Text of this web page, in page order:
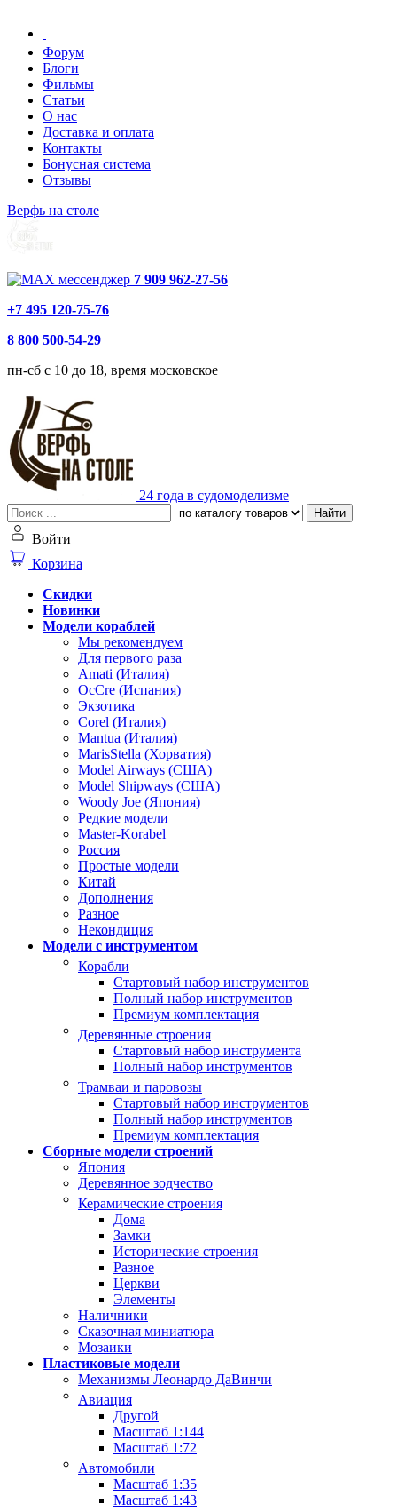
Форум
Блоги
Фильмы
Статьи
О нас
Доставка и оплата
Контакты
Бонусная система
Отзывы
Верфь на столе
7 909 962-27-56
+7 495 120-75-76
8 800 500-54-29
пн-сб с 10 до 18, время московское
24 года в судомоделизме
Найти
Войти
Корзина
Скидки
Новинки
Модели кораблей
Мы рекомендуем
Для первого раза
Amati (Италия)
OcCre (Испания)
Экзотика
Corel (Италия)
Mantua (Италия)
MarisStella (Хорватия)
Model Airways (США)
Model Shipways (США)
Woody Joe (Япония)
Редкие модели
Master-Korabel
Россия
Простые модели
Китай
Дополнения
Разное
Некондиция
Модели с инструментом
Корабли
Стартовый набор инструментов
Полный набор инструментов
Премиум комплектация
Деревянные строения
Стартовый набор инструмента
Полный набор инструментов
Трамваи и паровозы
Стартовый набор инструментов
Полный набор инструментов
Премиум комплектация
Сборные модели строений
Япония
Деревянное зодчество
Керамические строения
Дома
Замки
Исторические строения
Разное
Церкви
Элементы
Наличники
Сказочная миниатюра
Мозаики
Пластиковые модели
Механизмы Леонардо ДаВинчи
Авиация
Другой
Масштаб 1:144
Масштаб 1:72
Автомобили
Масштаб 1:35
Масштаб 1:43